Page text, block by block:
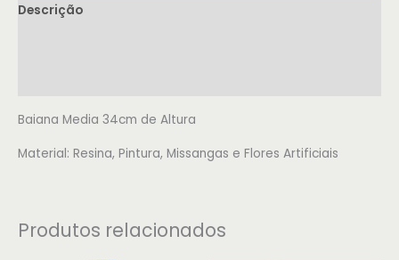
Descrição
Baiana Media 34cm de Altura
Material: Resina, Pintura, Missangas e Flores Artificiais
Produtos relacionados